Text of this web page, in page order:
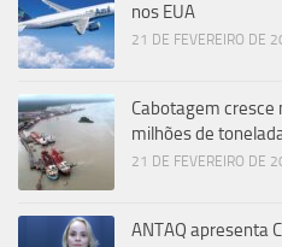
nos EUA
21 DE FEVEREIRO DE
Cabotagem
milhões de
21 DE FEVEREIRO DE
ANTAQ apresenta